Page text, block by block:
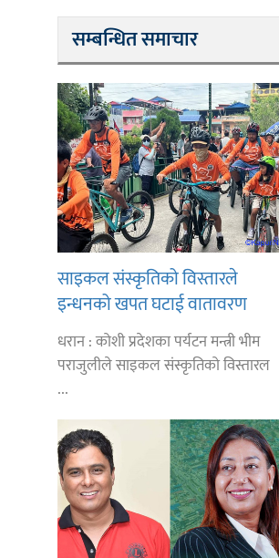
सम्बन्धित समाचार
साइकल संस्कृतिको विस्तारले
इन्धनको खपत घटाई वातावरण
बचाउन योगदान गर्छ: प्रदेश मन्त्री
धरान : कोशी प्रदेशका पर्यटन मन्त्री भीम
पराजुलीले साइकल संस्कृतिको विस्तारल
...